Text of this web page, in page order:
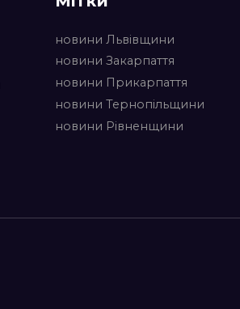
новини Львівщини
новини Закарпаття
новини Прикарпаття
новини Тернопільщини
новини Рівненщини